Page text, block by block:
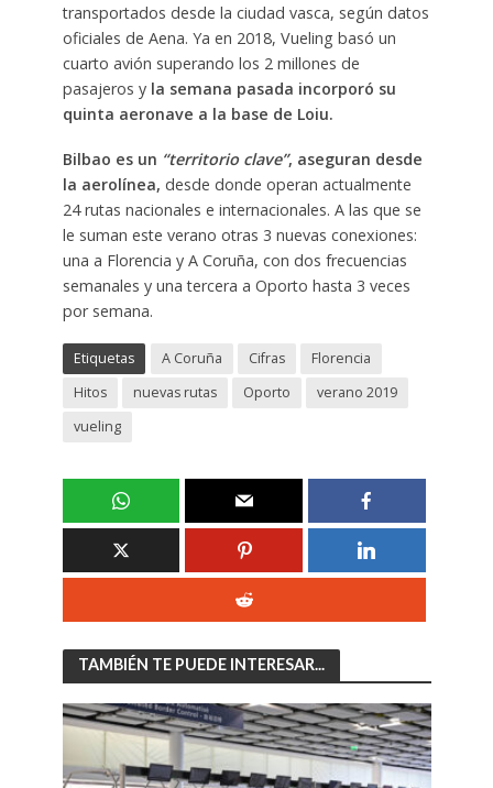
transportados desde la ciudad vasca, según datos
oficiales de Aena. Ya en 2018, Vueling basó un
cuarto avión superando los 2 millones de
pasajeros y la semana pasada incorporó su
quinta aeronave a la base de Loiu.
Bilbao es un “territorio clave”, aseguran desde
la aerolínea, desde donde operan actualmente
24 rutas nacionales e internacionales. A las que se
le suman este verano otras 3 nuevas conexiones:
una a Florencia y A Coruña, con dos frecuencias
semanales y una tercera a Oporto hasta 3 veces
por semana.
Etiquetas A Coruña Cifras
Florencia
Hitos
nuevas rutas Oporto
verano 2019
vueling
TAMBIÉN TE PUEDE INTERESAR...